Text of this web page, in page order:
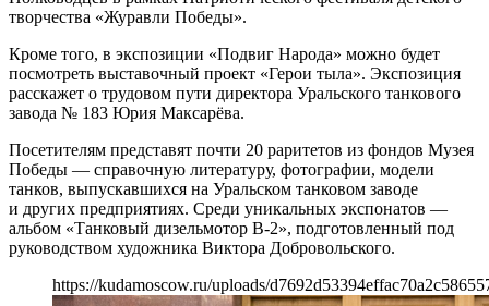
творчества «Журавли Победы».
Кроме того, в экспозиции «Подвиг Народа» можно будет
посмотреть выставочный проект «Герои тыла». Экспозиция
расскажет о трудовом пути директора Уральского танкового
завода № 183 Юрия Максарёва.
Посетителям представят почти 20 раритетов из фондов Музея
Победы — справочную литературу, фотографии, модели
танков, выпускавшихся на Уральском танковом заводе
и других предприятиях. Среди уникальных экспонатов —
альбом «Танковый дизельмотор В-2», подготовленный под
руководством художника Виктора Добровольского.
https://kudamoscow.ru/uploads/